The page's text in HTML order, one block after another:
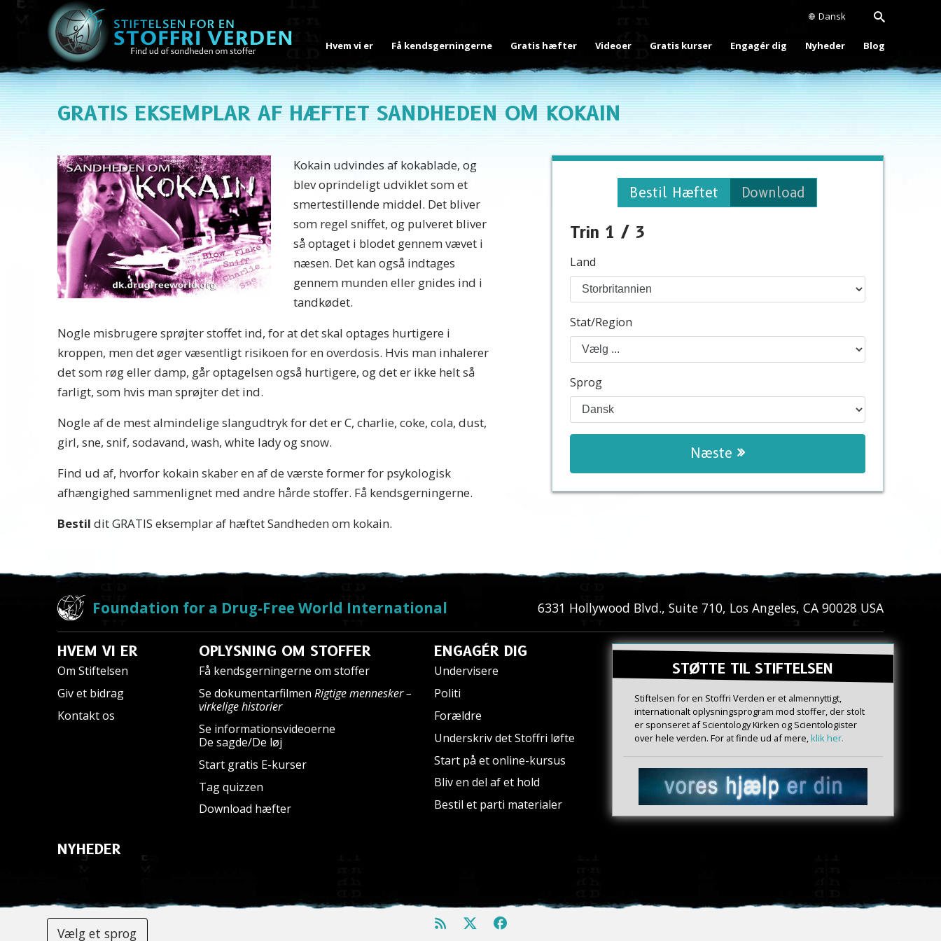
Dansk
Hvem vi er Få kendsgerningerne Gratis hæfter Videoer Gratis kurser Engagér dig Nyheder Blog
GRATIS EKSEMPLAR AF HÆFTET SANDHEDEN OM KOKAIN
Bestil Hæftet Download
Trin 1 / 3
Land
Stat/Region
Sprog
Næste
Kokain udvindes af kokablade, og
blev oprindeligt udviklet som et
smertestillende middel. Det bliver
som regel sniffet, og pulveret bliver
så optaget i blodet gennem vævet i
næsen. Det kan også indtages
gennem munden eller gnides ind i
tandkødet.
Nogle misbrugere sprøjter stoffet ind, for at det skal optages hurtigere i
kroppen, men det øger væsentligt risikoen for en overdosis. Hvis man inhalerer
det som røg eller damp, går optagelsen også hurtigere, og det er ikke helt så
farligt, som hvis man sprøjter det ind.
Nogle af de mest almindelige slangudtryk for det er C, charlie, coke, cola, dust,
girl, sne, snif, sodavand, wash, white lady og snow.
Find ud af, hvorfor kokain skaber en af de værste former for psykologisk
afhængighed sammenlignet med andre hårde stoffer. Få kendsgerningerne.
Bestil ditGRATIS eksemplar af hæftetSandheden om kokain.
Foundation for a Drug-Free World International 6331 Hollywood Blvd., Suite 710, Los Angeles, CA 90028 USA
HVEM VI ER
Om Stiftelsen
Giv et bidrag
Kontakt os
OPLYSNING OM STOFFER
Få kendsgerningerne om stoffer
Se dokumentarfilmen Rigtige mennesker –
virkelige historier
Se informationsvideoerne
De sagde/De løj
Start gratis E-kurser
Tag quizzen
Download hæfter
ENGAGÉR DIG
Undervisere
Politi
Forældre
Underskriv det Stoffri løfte
Start på et online-kursus
Bliv en del af et hold
Bestil et parti materialer
NYHEDER
STØTTE TIL STIFTELSEN
Stiftelsen for en Stoffri Verden er et almennyttigt,
internationalt oplysningsprogram mod stoffer, der stolt
er sponseret af Scientology Kirken og Scientologister
over hele verden. For at finde ud af mere,klik her.
Vælg et sprog